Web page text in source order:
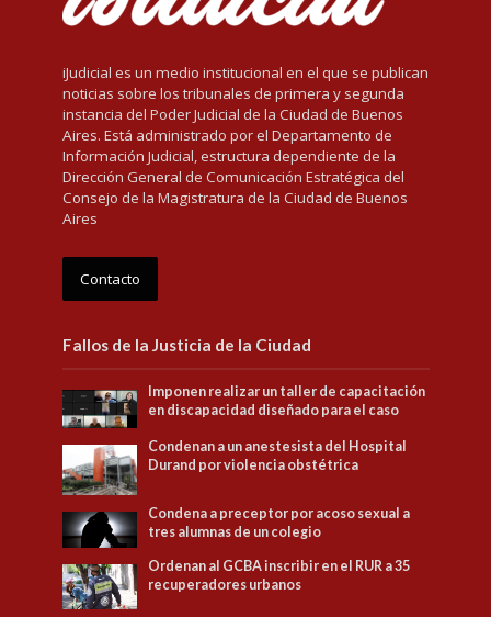
iJudicial es un medio institucional en el que se publican
noticias sobre los tribunales de primera y segunda
instancia del Poder Judicial de la Ciudad de Buenos
Aires. Está administrado por el Departamento de
Información Judicial, estructura dependiente de la
Dirección General de Comunicación Estratégica del
Consejo de la Magistratura de la Ciudad de Buenos
Aires
Contacto
Fallos de la Justicia de la Ciudad
Imponen realizar un taller de capacitación
en discapacidad diseñado para el caso
Condenan a un anestesista del Hospital
Durand por violencia obstétrica
Condena a preceptor por acoso sexual a
tres alumnas de un colegio
Ordenan al GCBA inscribir en el RUR a 35
recuperadores urbanos